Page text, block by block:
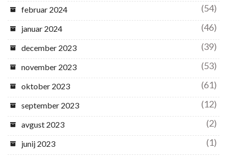
februar 2024 (54)
januar 2024 (46)
december 2023 (39)
november 2023 (53)
oktober 2023 (61)
september 2023 (12)
avgust 2023 (2)
junij 2023 (1)